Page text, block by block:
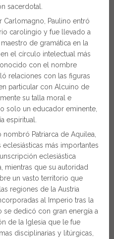
sacerdotal.
Carlomagno, Paulino entró
carolingio y fue llevado a
de gramática en la
el círculo intelectual más
con el nombre
relaciones con las figuras
particular con Alcuino de
su talla moral e
solo un educador eminente,
espiritual.
nombró Patriarca de Aquilea,
más importantes
eclesiástica
mientras que su autoridad
un vasto territorio que
regiones de la Austria
al Imperio tras la
se dedicó con gran energía a
de la Iglesia que le fue
disciplinarias y litúrgicas,